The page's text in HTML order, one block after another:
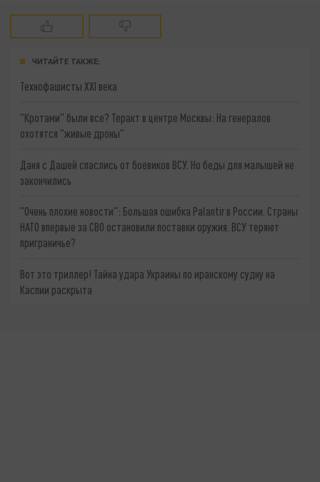
ЧИТАЙТЕ ТАКЖЕ:
Технофашисты XXI века
"Кротами" были все? Теракт в центре Москвы: На генералов
охотятся "живые дроны"
Даня с Дашей спаслись от боевиков ВСУ. Но беды для малышей не
закончились
"Очень плохие новости": Большая ошибка Palantir в России. Страны
НАТО впервые за СВО остановили поставки оружия. ВСУ теряют
приграничье?
Вот это триллер! Тайна удара Украины по иранскому судну на
Каспии раскрыта